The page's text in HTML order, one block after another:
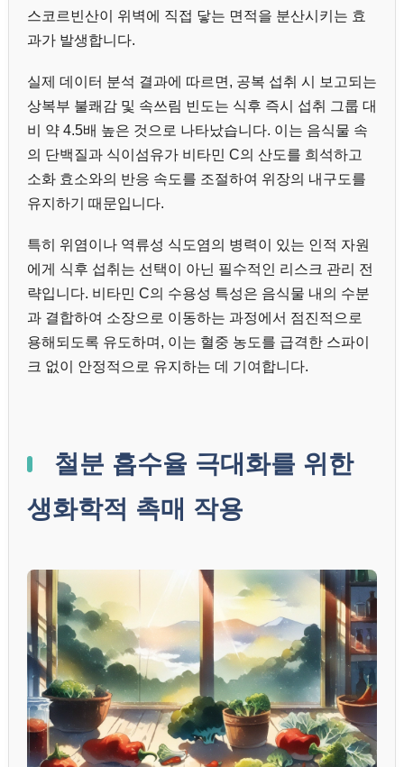
스코르빈산이 위벽에 직접 닿는 면적을 분산시키는 효
과가 발생합니다.
실제 데이터 분석 결과에 따르면, 공복 섭취 시 보고되는
상복부 불쾌감 및 속쓰림 빈도는 식후 즉시 섭취 그룹 대
비 약 4.5배 높은 것으로 나타났습니다. 이는 음식물 속
의 단백질과 식이섬유가 비타민 C의 산도를 희석하고
소화 효소와의 반응 속도를 조절하여 위장의 내구도를
유지하기 때문입니다.
특히 위염이나 역류성 식도염의 병력이 있는 인적 자원
에게 식후 섭취는 선택이 아닌 필수적인 리스크 관리 전
략입니다. 비타민 C의 수용성 특성은 음식물 내의 수분
과 결합하여 소장으로 이동하는 과정에서 점진적으로
용해되도록 유도하며, 이는 혈중 농도를 급격한 스파이
크 없이 안정적으로 유지하는 데 기여합니다.
철분 흡수율 극대화를 위한
생화학적 촉매 작용